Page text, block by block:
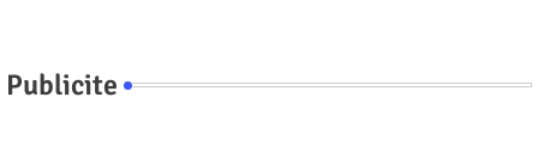
Publicite